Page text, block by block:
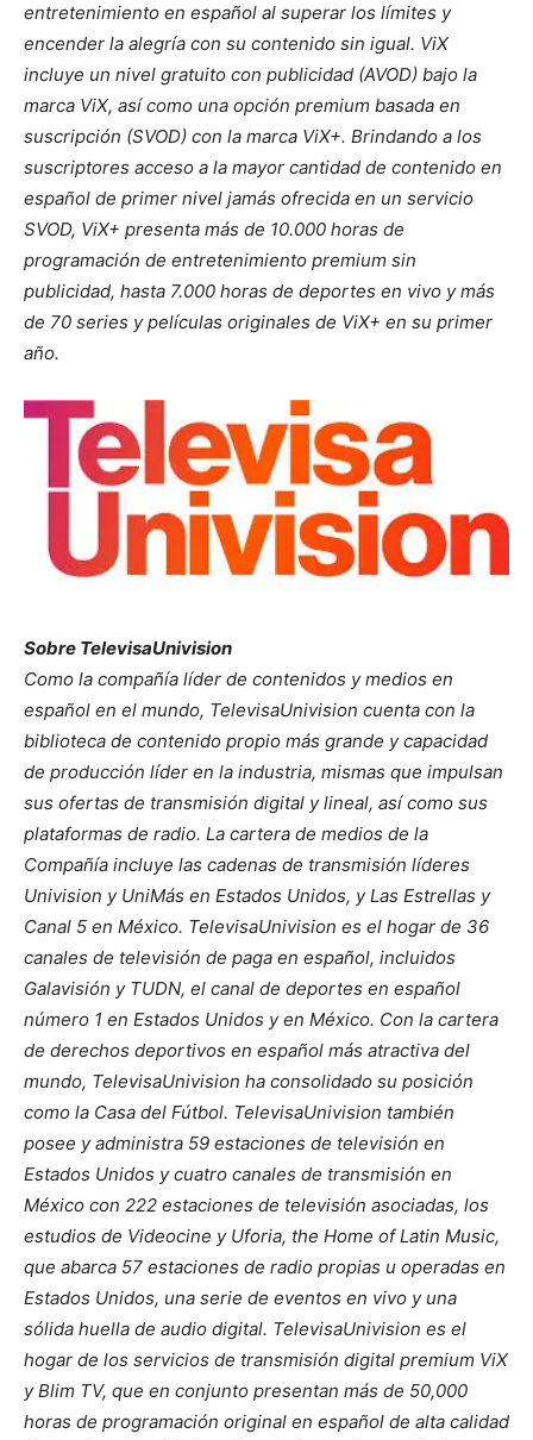
entretenimiento en español al superar los límites y
encender la alegría con su contenido sin igual. ViX
incluye un nivel gratuito con publicidad (AVOD) bajo la
marca ViX, así como una opción premium basada en
suscripción (SVOD) con la marca ViX+. Brindando a los
suscriptores acceso a la mayor cantidad de contenido en
español de primer nivel jamás ofrecida en un servicio
SVOD, ViX+ presenta más de 10.000 horas de
programación de entretenimiento premium sin
publicidad, hasta 7.000 horas de deportes en vivo y más
de 70 series y películas originales de ViX+ en su primer
año.
Sobre TelevisaUnivision
Como la compañía líder de contenidos y medios en
español en el mundo, TelevisaUnivision cuenta con la
biblioteca de contenido propio más grande y capacidad
de producción líder en la industria, mismas que impulsan
sus ofertas de transmisión digital y lineal, así como sus
plataformas de radio. La cartera de medios de la
Compañía incluye las cadenas de transmisión líderes
Univision y UniMás en Estados Unidos, y Las Estrellas y
Canal 5 en México. TelevisaUnivision es el hogar de 36
canales de televisión de paga en español, incluidos
Galavisión y TUDN, el canal de deportes en español
número 1 en Estados Unidos y en México. Con la cartera
de derechos deportivos en español más atractiva del
mundo, TelevisaUnivision ha consolidado su posición
como la Casa del Fútbol. TelevisaUnivision también
posee y administra 59 estaciones de televisión en
Estados Unidos y cuatro canales de transmisión en
México con 222 estaciones de televisión asociadas, los
estudios de Videocine y Uforia, the Home of Latin Music,
que abarca 57 estaciones de radio propias u operadas en
Estados Unidos, una serie de eventos en vivo y una
sólida huella de audio digital. TelevisaUnivision es el
hogar de los servicios de transmisión digital premium ViX
y Blim TV, que en conjunto presentan más de 50,000
horas de programación original en español de alta calidad